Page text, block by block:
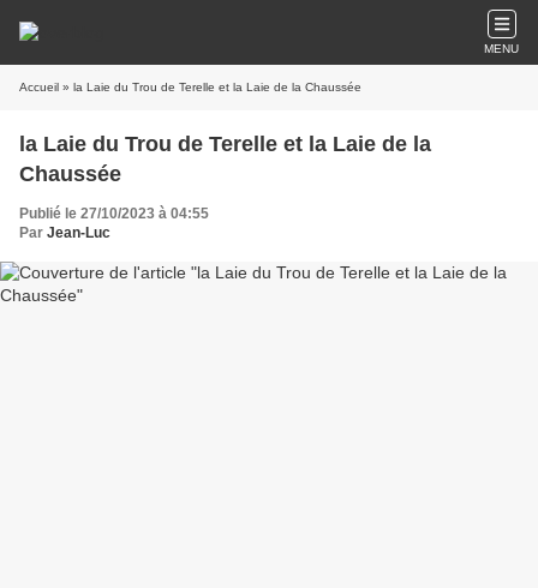
MENU
Accueil » la Laie du Trou de Terelle et la Laie de la Chaussée
la Laie du Trou de Terelle et la Laie de la
Chaussée
Publié le 27/10/2023 à 04:55
Par Jean-Luc